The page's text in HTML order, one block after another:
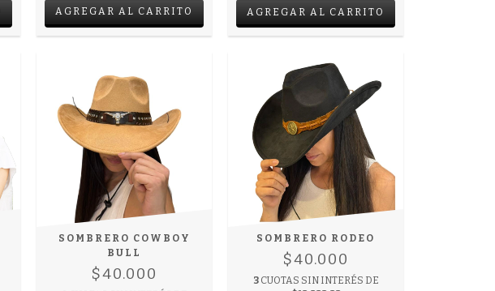
AGREGAR AL CARRITO
SOMBRERO COWBOY
BULL
$40.000
SOMBRERO RODEO
$40.000
3 CUOTAS SIN INTERÉS DE